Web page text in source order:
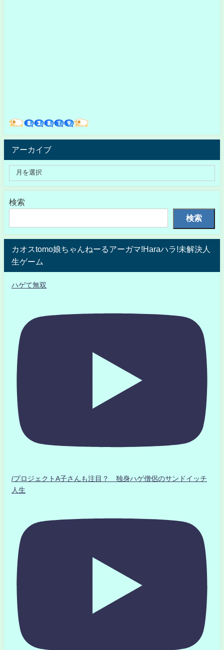
アーカイブ
検索
検索
カオスtomo娘ちゃんねーるアーガマ!Haraハラ!未解決人
生ゲーム
ハゲて無双
/プロジェクトA子さんも注目？ 独身ハゲ僧侶のサンドイッチ
人生